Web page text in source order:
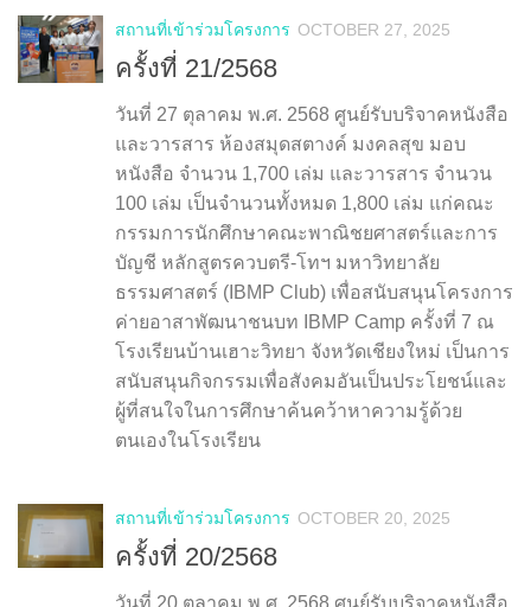
สถานที่เข้าร่วมโครงการ OCTOBER 27, 2025
ครั้งที่ 21/2568
วันที่ 27 ตุลาคม พ.ศ. 2568 ศูนย์รับบริจาคหนังสือ
และวารสาร ห้องสมุดสตางค์ มงคลสุข มอบ
หนังสือ จำนวน 1,700 เล่ม และวารสาร จำนวน
100 เล่ม เป็นจำนวนทั้งหมด 1,800 เล่ม แก่คณะ
กรรมการนักศึกษาคณะพาณิชยศาสตร์และการ
บัญชี หลักสูตรควบตรี-โทฯ มหาวิทยาลัย
ธรรมศาสตร์ (IBMP Club) เพื่อสนับสนุนโครงการ
ค่ายอาสาพัฒนาชนบท IBMP Camp ครั้งที่ 7 ณ
โรงเรียนบ้านเฮาะวิทยา จังหวัดเชียงใหม่ เป็นการ
สนับสนุนกิจกรรมเพื่อสังคมอันเป็นประโยชน์และ
ผู้ที่สนใจในการศึกษาค้นคว้าหาความรู้ด้วย
ตนเองในโรงเรียน
สถานที่เข้าร่วมโครงการ OCTOBER 20, 2025
ครั้งที่ 20/2568
วันที่ 20 ตุลาคม พ.ศ. 2568 ศูนย์รับบริจาคหนังสือ